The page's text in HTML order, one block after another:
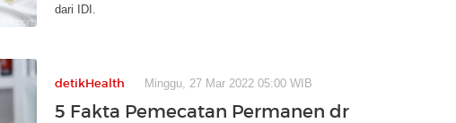
dari IDI.
detikHealth Minggu, 27 Mar 2022 05:00 WIB
5 Fakta Pemecatan Permanen dr